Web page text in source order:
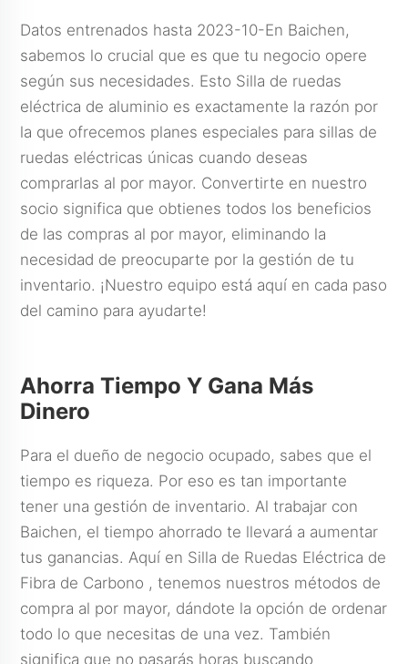
Datos entrenados hasta 2023-10-En Baichen,
sabemos lo crucial que es que tu negocio opere
según sus necesidades. Esto Silla de ruedas
eléctrica de aluminio es exactamente la razón por
la que ofrecemos planes especiales para sillas de
ruedas eléctricas únicas cuando deseas
comprarlas al por mayor. Convertirte en nuestro
socio significa que obtienes todos los beneficios
de las compras al por mayor, eliminando la
necesidad de preocuparte por la gestión de tu
inventario. ¡Nuestro equipo está aquí en cada paso
del camino para ayudarte!
Ahorra Tiempo Y Gana Más
Dinero
Para el dueño de negocio ocupado, sabes que el
tiempo es riqueza. Por eso es tan importante
tener una gestión de inventario. Al trabajar con
Baichen, el tiempo ahorrado te llevará a aumentar
tus ganancias. Aquí en Silla de Ruedas Eléctrica de
Fibra de Carbono , tenemos nuestros métodos de
compra al por mayor, dándote la opción de ordenar
todo lo que necesitas de una vez. También
significa que no pasarás horas buscando